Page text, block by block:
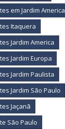
em Jardim America
Itaquera
Jardim America
Jardim Europa
Jardim Paulista
Jardim São Paulo
Jaçanã
São Paulo